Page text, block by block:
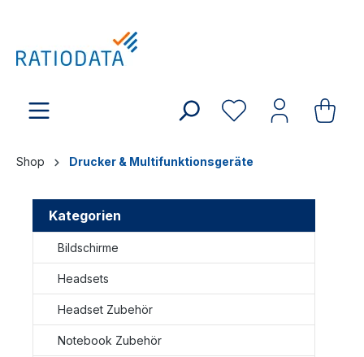
Shop Drucker & Multifunktionsgeräte
Kategorien
Bildschirme
Headsets
Headset Zubehör
Notebook Zubehör